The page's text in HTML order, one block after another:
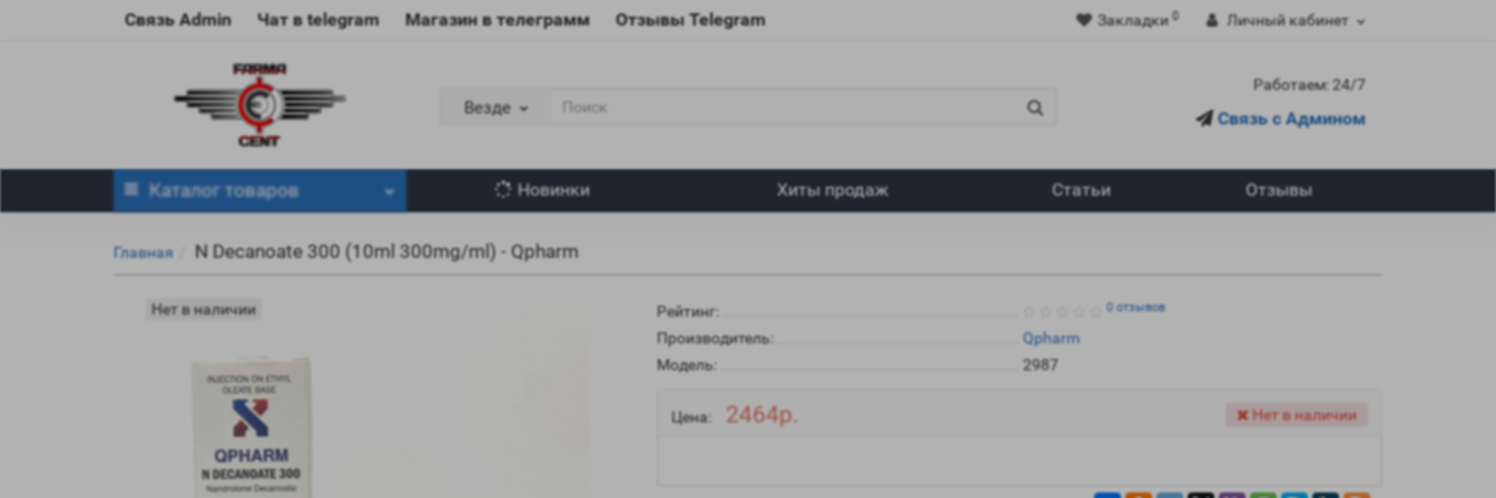
Связь Admin Чат в telegram Магазин в телеграмм Отзывы Telegram Закладки 0 Личный кабинет
Везде
Работаем: 24/7
Связь с Админом
Каталог товаров Новинки Хиты продаж Статьи Отзывы
Главная N Decanoate 300 (10ml 300mg/ml) - Qpharm
Нет в наличии Рейтинг: 0 отзывов
Производитель:
Qpharm
Модель:
2987
Цена: 2464р. Нет в наличии